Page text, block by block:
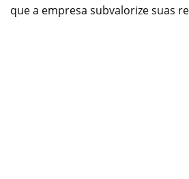
que a empresa subvalorize suas